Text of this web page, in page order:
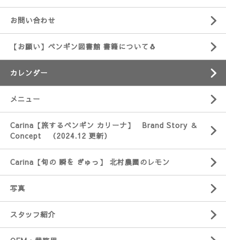
お問い合わせ
【お願い】ペンギン図書館 書籍について🐧
カレンダー
メニュー
Carina【旅するペンギン カリーナ】 Brand Story ＆
Concept （2024.12 更新）
Carina【旬の 瞬を ぎゅっ】 北村農園のレモン
写真
スタッフ紹介